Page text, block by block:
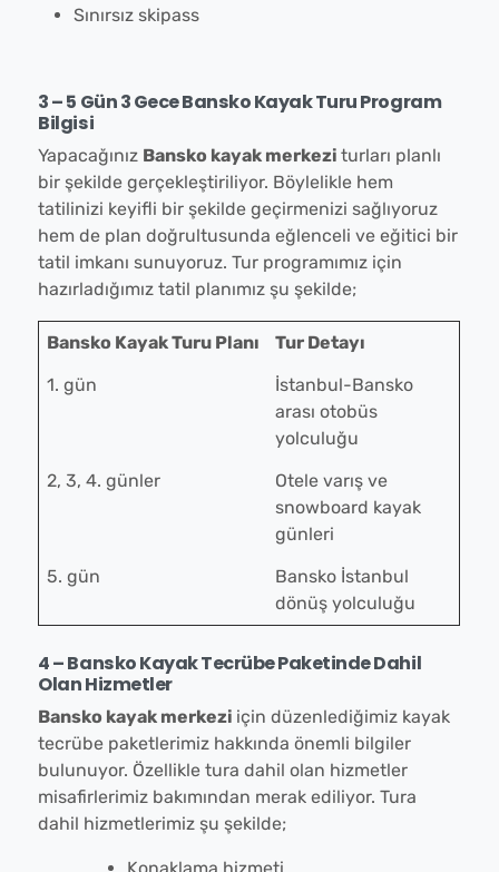
Sınırsız skipass
3 – 5 Gün 3 Gece Bansko Kayak Turu Program
Bilgisi
Yapacağınız Bansko kayak merkeziturları planlı
bir şekilde gerçekleştiriliyor. Böylelikle hem
tatilinizi keyifli bir şekilde geçirmenizi sağlıyoruz
hem de plan doğrultusunda eğlenceli ve eğitici bir
tatil imkanı sunuyoruz. Tur programımız için
hazırladığımız tatil planımız şu şekilde;
Bansko Kayak Turu Planı
Tur Detayı
1. gün
İstanbul-Bansko
arası otobüs
yolculuğu
2, 3, 4. günler
Otele varış ve
snowboard kayak
günleri
5. gün
Bansko İstanbul
dönüş yolculuğu
4 – Bansko Kayak Tecrübe Paketinde Dahil
Olan Hizmetler
Bansko kayak merkezi için düzenlediğimiz kayak
tecrübe paketlerimiz hakkında önemli bilgiler
bulunuyor. Özellikle tura dahil olan hizmetler
misafirlerimiz bakımından merak ediliyor. Tura
dahil hizmetlerimiz şu şekilde;